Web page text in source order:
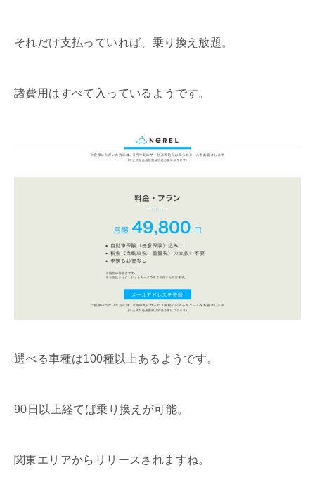
それだけ支払っていれば、乗り換え放題。
諸費用はすべて入っているようです。
選べる車種は100種以上あるようです。
90日以上経てば乗り換えが可能。
関東エリアからリリースされますね。